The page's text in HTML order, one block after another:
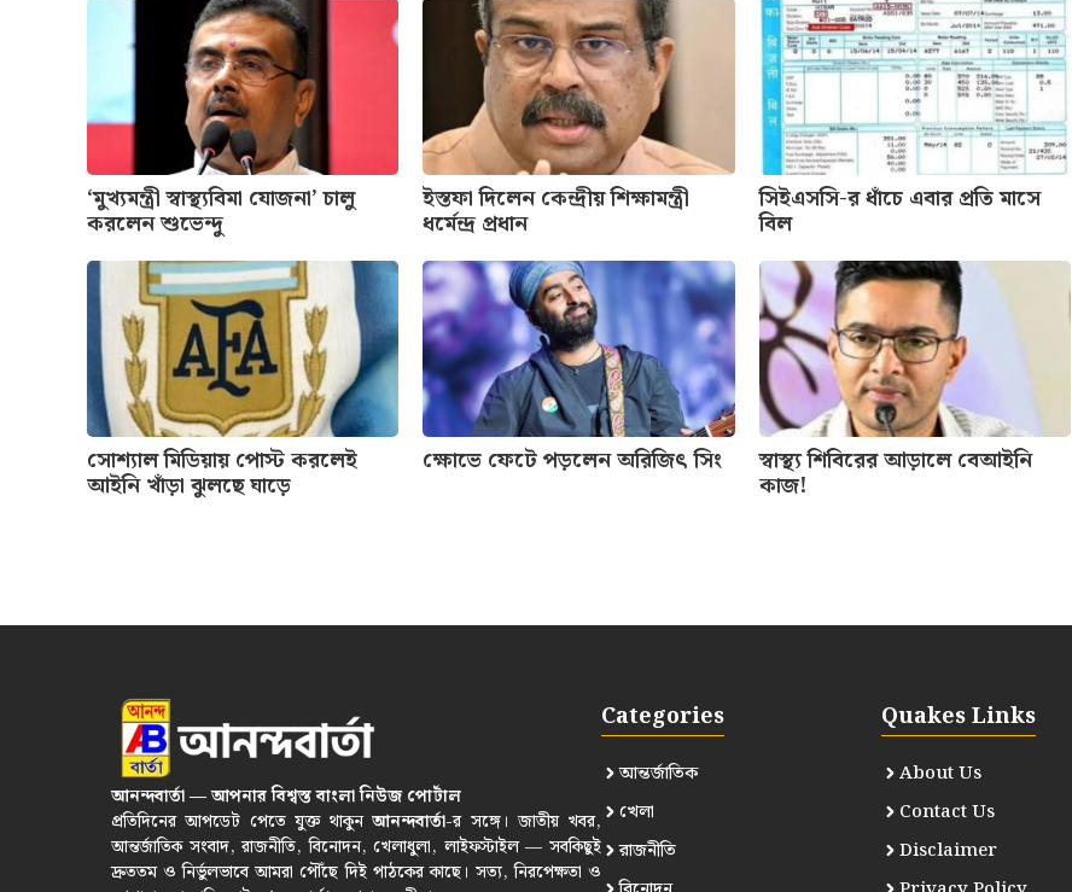
‘মুখ্যমন্ত্রী স্বাস্থ্যবিমা যোজনা’ চালু
করলেন শুভেন্দু
ইস্তফা দিলেন কেন্দ্রীয় শিক্ষামন্ত্রী
ধর্মেন্দ্র প্রধান
সিইএসসি-র ধাঁচে এবার প্রতি মাসে
বিল
সোশ্যাল মিডিয়ায় পোস্ট করলেই
আইনি খাঁড়া ঝুলছে ঘাড়ে
ক্ষোভে ফেটে পড়লেন অরিজিৎ সিং স্বাস্থ্য শিবিরের আড়ালে বেআইনি
কাজ!
আনন্দবার্তা — আপনার বিশ্বস্ত বাংলা নিউজ পোর্টাল
প্রতিদিনের আপডেট পেতে যুক্ত থাকুনআনন্দবার্তা-র সঙ্গে। জাতীয় খবর,
আন্তর্জাতিক সংবাদ, রাজনীতি, বিনোদন, খেলাধুলা, লাইফস্টাইল — সবকিছুই
দ্রুততম ও নির্ভুলভাবে আমরা পৌঁছে দিই পাঠকের কাছে। সত্য, নিরপেক্ষতা ও
Categories
আন্তর্জাতিক
খেলা
রাজনীতি
Quakes Links
About Us
Contact Us
Disclaimer